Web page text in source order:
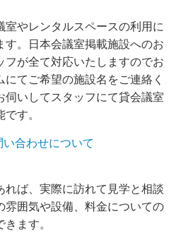
室やレンタルスペースの利用に
す。日本会議室掲載施設へのお
フが全て対応いたしますのでお
てご希望の施設名をご連絡く
伺いしてスタッフにて貸会議室
す。
い合わせについて
れば、実際に訪れて見学と相談
雰囲気や設備、料金についての
ます。